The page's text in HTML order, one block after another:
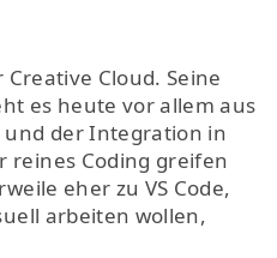
Creative Cloud. Seine
es heute vor allem aus
der Integration in
reines Coding greifen
eher zu VS Code,
arbeiten wollen,